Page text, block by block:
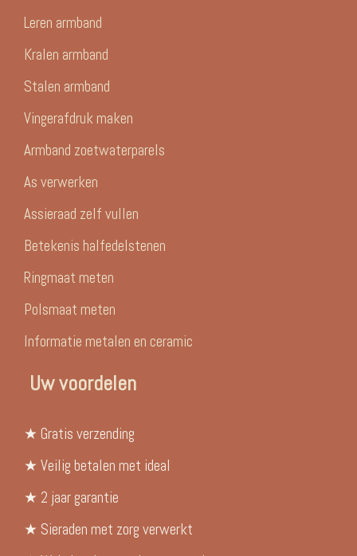
Leren armband
Kralen armband
Stalen armband
Vingerafdruk maken
Armband zoetwaterparels
As verwerken
Assieraad zelf vullen
Betekenis halfedelstenen
Ringmaat meten
Polsmaat meten
Informatie metalen en ceramic
Uw voordelen
★ Gratis verzending
★ Veilig betalen met ideal
★ 2 jaar garantie
★ Sieraden met zorg verwerkt